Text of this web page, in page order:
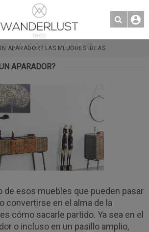
APARADOR? LAS MEJORES IDEAS
APARADOR?
de esos muebles que pueden pasar
convertirse en el alma de la
cómo sacarle partido. Ya sea en el
o incluso en un pasillo amplio,